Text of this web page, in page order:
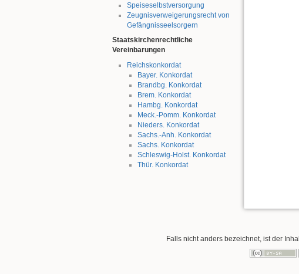
Speiseselbstversorgung
Zeugnisverweigerungsrecht von
Gefängnisseelsorgern
Staatskirchenrechtliche
Vereinbarungen
Reichskonkordat
Bayer. Konkordat
Brandbg. Konkordat
Brem. Konkordat
Hambg. Konkordat
Meck.-Pomm. Konkordat
Nieders. Konkordat
Sachs.-Anh. Konkordat
Sachs. Konkordat
Schleswig-Holst. Konkordat
Thür. Konkordat
Falls nicht anders bezeichnet, ist der